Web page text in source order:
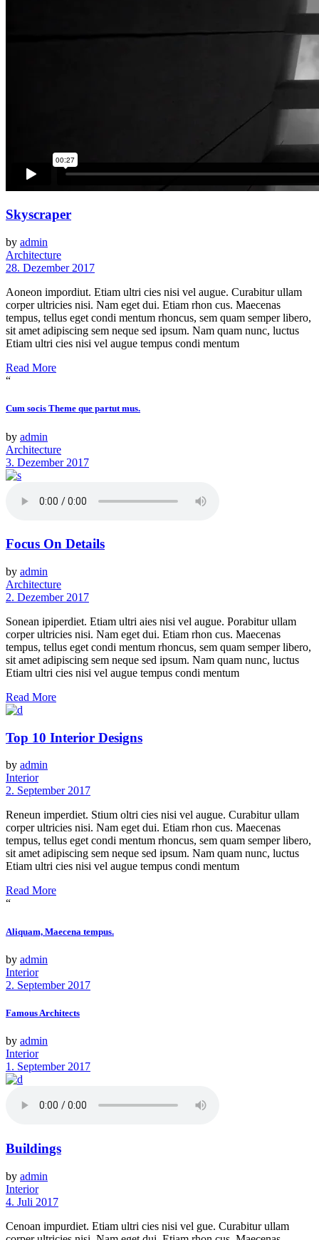
Skyscraper
by admin
Architecture
28. Dezember 2017
Aoneon impordiut. Etiam ultri cies nisi vel augue. Curabitur ullam
corper ultricies nisi. Nam eget dui. Etiam rhon cus. Maecenas
tempus, tellus eget condi mentum rhoncus, sem quam semper libero,
sit amet adipiscing sem neque sed ipsum. Nam quam nunc, luctus
Etiam ultri cies nisi vel augue tempus condi mentum
Read More
“
Cum socis Theme que partut mus.
by admin
Architecture
3. Dezember 2017
Focus On Details
by admin
Architecture
2. Dezember 2017
Sonean ipiperdiet. Etiam ultri aies nisi vel augue. Porabitur ullam
corper ultricies nisi. Nam eget dui. Etiam rhon cus. Maecenas
tempus, tellus eget condi mentum rhoncus, sem quam semper libero,
sit amet adipiscing sem neque sed ipsum. Nam quam nunc, luctus
Etiam ultri cies nisi vel augue tempus condi mentum
Read More
Top 10 Interior Designs
by admin
Interior
2. September 2017
Reneun imperdiet. Stium oltri cies nisi vel augue. Curabitur ullam
corper ultricies nisi. Nam eget dui. Etiam rhon cus. Maecenas
tempus, tellus eget condi mentum rhoncus, sem quam semper libero,
sit amet adipiscing sem neque sed ipsum. Nam quam nunc, luctus
Etiam ultri cies nisi vel augue tempus condi mentum
Read More
“
Aliquam, Maecena tempus.
by admin
Interior
2. September 2017
Famous Architects
by admin
Interior
1. September 2017
Buildings
by admin
Interior
4. Juli 2017
Cenoan impurdiet. Etiam ultri cies nisi vel gue. Curabitur ullam